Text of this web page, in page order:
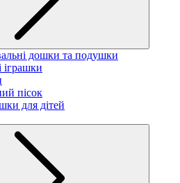
дошки та подушки
іграшки
пісок
для дітей